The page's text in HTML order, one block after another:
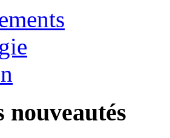
nouveautés